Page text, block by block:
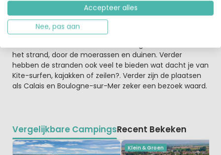
shows en soms live muziek.
Wandelen, fietsen en watersport
Met duizenden kilometers aan wandelpaden is Nord Pas
het strand, door de moerassen en duinen. Verder
hebben de stranden ook veel te bieden wat dacht je van
Kite-surfen, kajakken of zeilen?. Verder zijn de plaatsen
als Calais en Boulogne-sur-Mer zeker een bezoek waard.
Vergelijkbare CampingsRecent Bekeken
Klein & Groen
Accepteer alles
Nee, pas aan